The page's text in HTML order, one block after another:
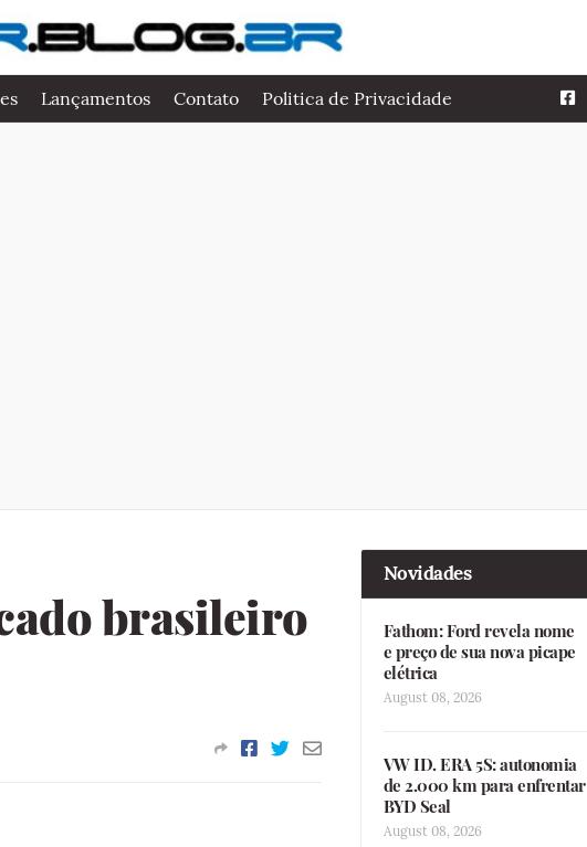
Lançamentos Contato Politica de Privacidade
brasileiro
Novidades
Fathom: Ford revela nome
e preço de sua nova picape
elétrica
August 08, 2026
VW ID. ERA 5S: autonomia
de 2.000 km para enfrentar
BYD Seal
August 08, 2026